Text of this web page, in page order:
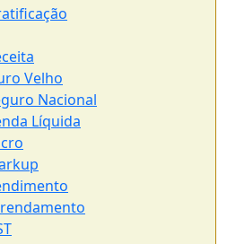
Velho
Nacional
Líquida